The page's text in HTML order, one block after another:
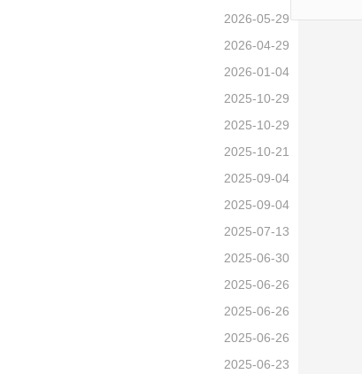
2026-05-29
2026-04-29
2026-01-04
2025-10-29
2025-10-29
2025-10-21
2025-09-04
2025-09-04
2025-07-13
2025-06-30
2025-06-26
2025-06-26
2025-06-26
2025-06-23